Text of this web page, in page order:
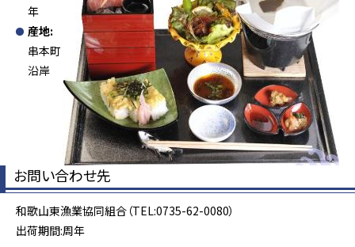
年
産地:
串本町
沿岸
お問い合わせ先
和歌山東漁業協同組合（TEL:0735-62-0080）
出荷期間:周年